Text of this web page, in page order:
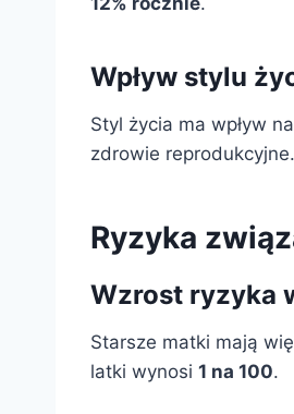
Wpływ stylu
Styl życia ma wpływ
zdrowie reprodukcyjne.
Ryzyka
Wzrost ryzyka
Starsze matki mają
latki wynosi 1 na 100.